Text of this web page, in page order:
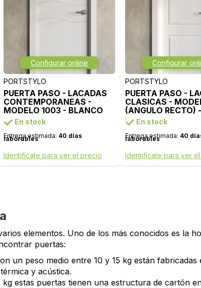
Configurar online
PORTSTYLO
PUERTA PASO - LACADAS
CONTEMPORANEAS -
MODELO 1003 - BLANCO
LACAEn stock
Entrega estimada: 40 días
laborables
Identifícate para ver el precio
Configurar
PORTSTYLO
PUERTA PASO -
CLASICAS -
(ANGULO RECTO) -
BLANCO LACA
En stock
Entrega estimada: 40
laborables
Identifícate para ver
elementos. Uno de los más conocidos es la
puertas:
un peso medio entre 10 y 15 kg están
y acústica.
kg estas puertas tienen una estructura de cartón